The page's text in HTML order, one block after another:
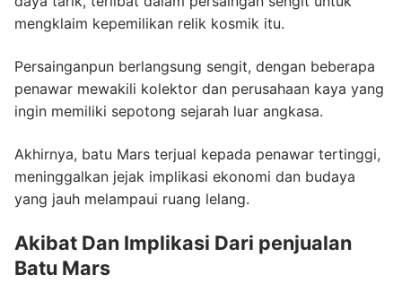
mengklaim kepemilikan relik kosmik itu.
Persainganpun berlangsung sengit, dengan beberapa
penawar mewakili kolektor dan perusahaan kaya yang
ingin memiliki sepotong sejarah luar angkasa.
Akhirnya, batu Mars terjual kepada penawar tertinggi,
meninggalkan jejak implikasi ekonomi dan budaya
yang jauh melampaui ruang lelang.
Akibat Dan Implikasi Dari penjualan
Batu Mars